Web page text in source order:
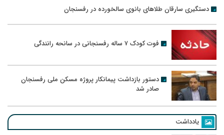
دستگیری سارقان طلاهای بانوی سالخورده در رفسنجان
فوت کودک ۷ ساله رفسنجانی در سانحه رانندگی
دستور بازداشت پیمانکار پروژه مسکن ملی رفسنجان
صادر شد
یادداشت